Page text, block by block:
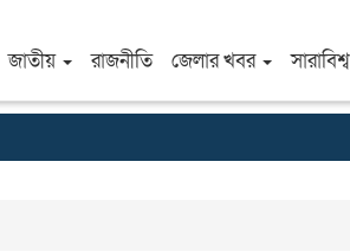
জাতীয় রাজনীতি জেলার খবর সারাবিশ্ব